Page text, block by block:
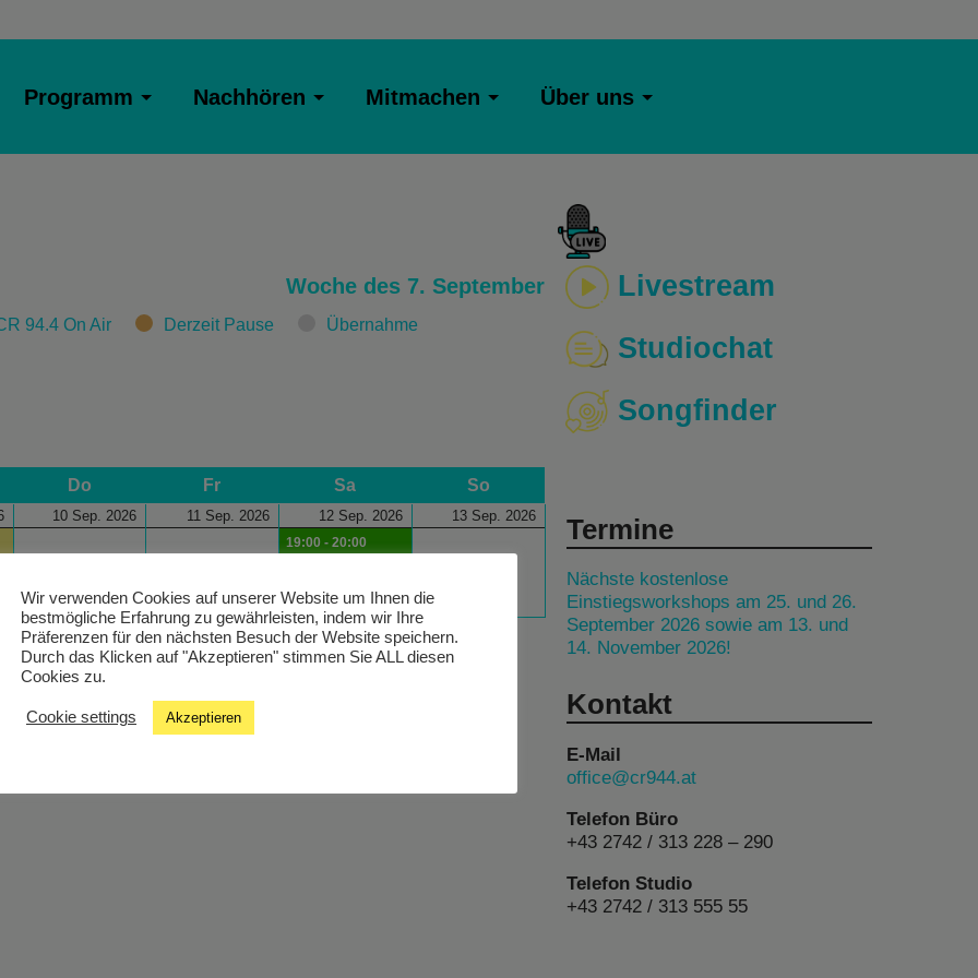
Programm Nachhören Mitmachen Über uns
Woche des 7. September
94.4 On Air Derzeit Pause Übernahme
Do Fr Sa So
10 Sep. 2026 11 Sep. 2026 12 Sep. 2026
19:00 - 20:00
13 Sep. 2026
Livestream
Studiochat
Songfinder
Termine
Nächste kostenlose
Einstiegsworkshops am 25. und 26.
September 2026 sowie am 13. und
14. November 2026!
Kontakt
E-Mail
office@cr944.at
Telefon Büro
+43 2742 / 313 228 – 290
Telefon Studio
+43 2742 / 313 555 55
Wir verwenden Cookies auf unserer Website um Ihnen die
bestmögliche Erfahrung zu gewährleisten, indem wir Ihre
Präferenzen für den nächsten Besuch der Website speichern.
Durch das Klicken auf "Akzeptieren" stimmen Sie ALL diesen
Cookies zu.
Cookie settings Akzeptieren